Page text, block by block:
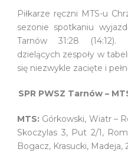
Piłkarze ręczni MTS-u
sezonie spotkaniu
Tarnów 31:28
dzielących zespoły w
się niezwykle zacięte i
SPR PWSZ Tarnów –
MTS: Górkowski, Wiatr –
Skoczylas 3, Put 2/1,
Bogacz, Krasucki, Madeja,